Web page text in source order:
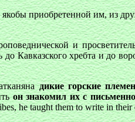
приобретенной им, из
и
Кавказского хребта и до
дикие горские
он знакомил их с
he taught them to write in